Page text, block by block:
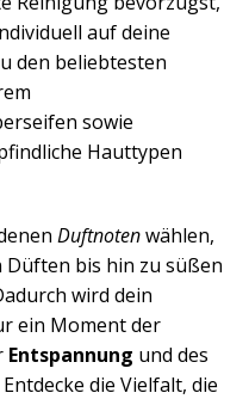
auf deine
den beliebtesten
sowie
Hauttypen
Duftnotenwählen,
bis hin zu süßen
wird dein
ein Moment der
Entspannung und des
die Vielfalt, die